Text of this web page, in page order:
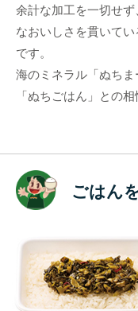
余計な加工を一切せ
なおいしさを貫いて
です。
海のミネラル「ぬち
「ぬちごはん」との
ごはん